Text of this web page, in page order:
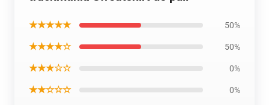
★★★★★ 50%
★★★★☆ 50%
★★★☆☆ 0%
★★☆☆☆ 0%